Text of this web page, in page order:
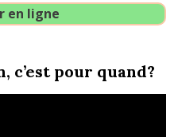
en ligne
c’est pour quand?